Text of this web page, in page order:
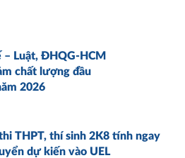
Luật, ĐHQG-HCM
chất lượng đầu
2026
THPT, thí sinh 2K8 tính ngay
dự kiến vào UEL